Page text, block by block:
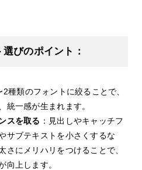
びのポイント：
2種類のフォントに絞ることで、
統一感が生まれます。
スを取る ：見出しやキャッチフ
サブテキストを小さくするな
さにメリハリをつけることで、
向上します。